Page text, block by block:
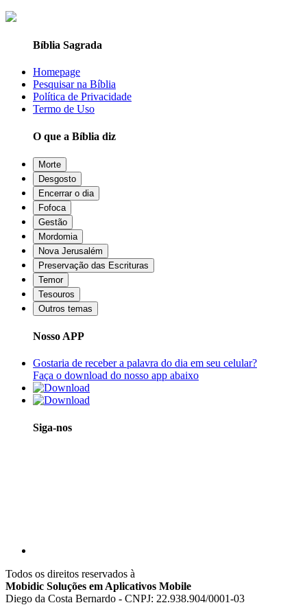
Bíblia Sagrada
Homepage
Pesquisar na Bíblia
Política de Privacidade
Termo de Uso
O que a Bíblia diz
Morte
Desgosto
Encerrar o dia
Fofoca
Gestão
Mordomia
Nova Jerusalém
Preservação das Escrituras
Temor
Tesouros
Outros temas
Nosso APP
Gostaria de receber a palavra do dia em seu celular?
Faça o download do nosso app abaixo
Siga-nos
Todos os direitos reservados à
Mobidic Soluções em Aplicativos Mobile
Diego da Costa Bernardo - CNPJ: 22.938.904/0001-03